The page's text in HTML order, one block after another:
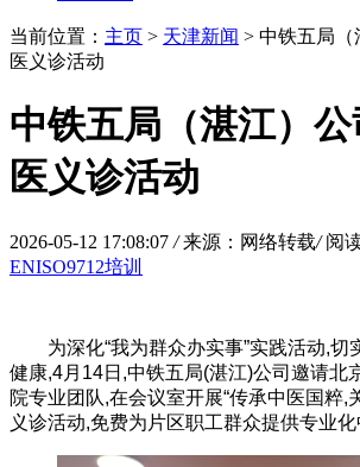
当前位置： 主页 > 天津新闻 > 中铁五局（
医义诊活动
中铁五局（湛江）
医义诊活动
2026-05-12 17:08:07 / 来源：网络转载/ 阅
ENISO9712培训
为深化“我为群众办实事”实践活动,
健康,4月14日,中铁五局(湛江)公司邀请北
院专业团队,在会议室开展“传承中医国粹,
义诊活动,免费为片区职工群众提供专业化